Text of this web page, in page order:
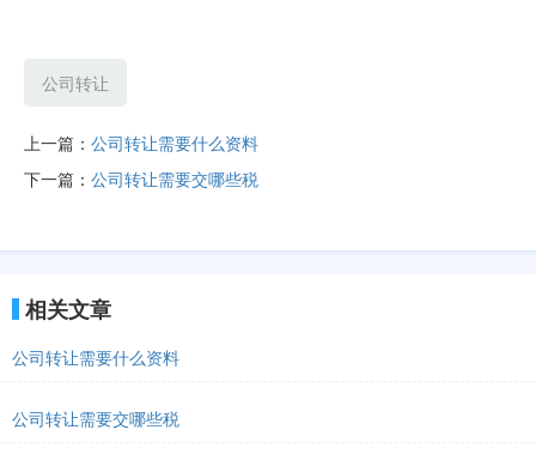
公司转让
上一篇： 公司转让需要什么资料
下一篇： 公司转让需要交哪些税
相关文章
公司转让需要什么资料
公司转让需要交哪些税